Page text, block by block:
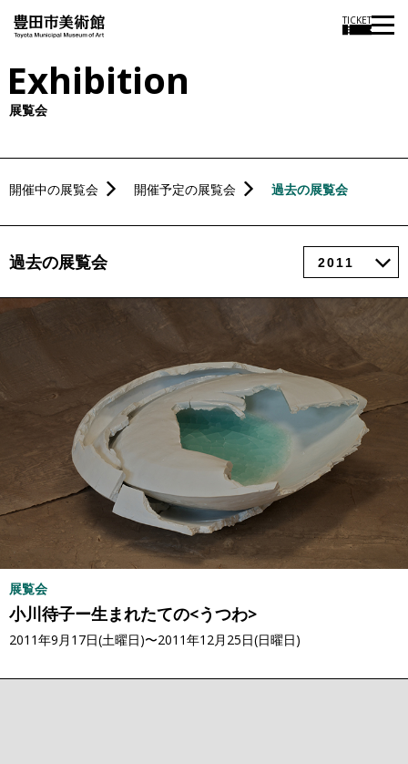
TICKET
Exhibition
展覧会
開催中の展覧会 開催予定の展覧会 過去の展覧会
過去の展覧会
展覧会
小川待子ー生まれたての<うつわ>
2011年9月17日(土曜日)〜2011年12月25日(日曜日)